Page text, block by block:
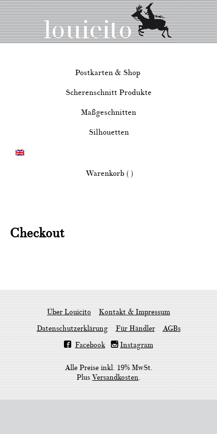
Postkarten & Shop
Scherenschnitt Produkte
Maßgeschnitten
Silhouetten
Warenkorb ( )
Checkout
Über Louicito
Kontakt & Impressum
Datenschutzerklärung
Für Händler
AGBs
Facebook
Instagram
Alle Preise inkl. 19% MwSt.
PlusVersandkosten.